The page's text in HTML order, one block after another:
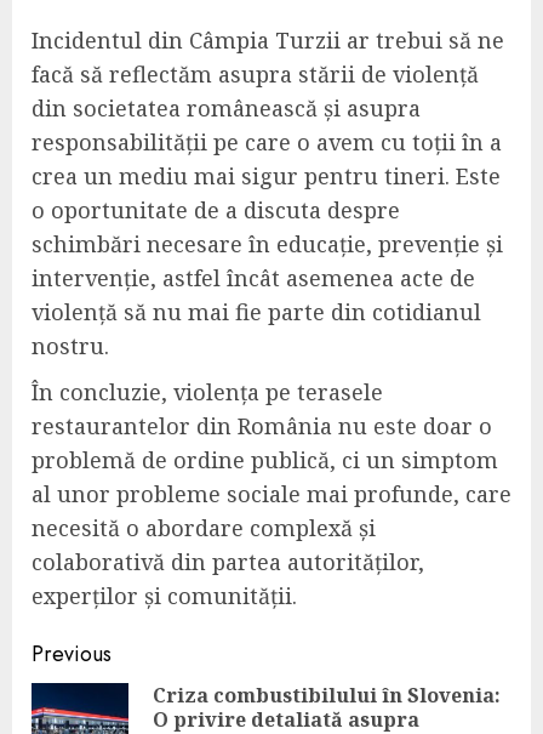
Incidentul din Câmpia Turzii ar trebui să ne
facă să reflectăm asupra stării de violență
din societatea românească și asupra
responsabilității pe care o avem cu toții în a
crea un mediu mai sigur pentru tineri. Este
o oportunitate de a discuta despre
schimbări necesare în educație, prevenție și
intervenție, astfel încât asemenea acte de
violență să nu mai fie parte din cotidianul
nostru.
În concluzie, violența pe terasele
restaurantelor din România nu este doar o
problemă de ordine publică, ci un simptom
al unor probleme sociale mai profunde, care
necesită o abordare complexă și
colaborativă din partea autorităților,
experților și comunității.
Continue
Reading
Previous
Criza combustibilului în Slovenia:
O privire detaliată asupra